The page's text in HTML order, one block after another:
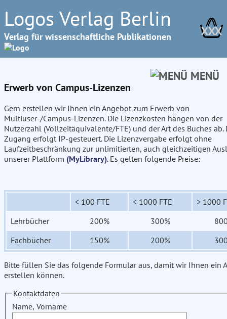
Logos Verlag Berlin
Verlag für wissenschaftliche Publikationen XXX
MENÜ
Erwerb von Campus-Lizenzen
Gern erstellen wir Ihnen ein Angebot zum Erwerb von
Multiuser-/Campus-Lizenzen. Die Lizenzkosten hängen von der
Nutzerzahl (Vollzeitäquivalente/FTE) und der Art des Buches ab.
Zugang erfolgt IP-gesteuert. Die Lizenzvergabe erfolgt ohne
Laufzeitbeschränkung zur unlimitierten, auch gleichzeitigen
unserer Plattform (MyLibrary). Es gelten folgende Preise:
< 100 FTE < 1000 FTE
> 1000
Lehrbücher
200% 300%
Fachbücher
150% 200%
Bitte füllen Sie das folgende Formular aus, damit wir Ihnen ein
erstellen können.
Kontaktdaten
Name, Vorname